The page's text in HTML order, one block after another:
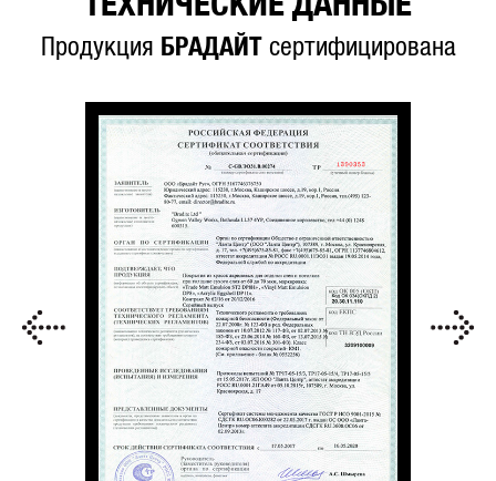
Продукция БРАДАЙТсертифицирована